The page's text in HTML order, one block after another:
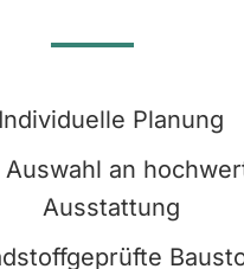
Individuelle Planung
Auswahl an
Ausstattung